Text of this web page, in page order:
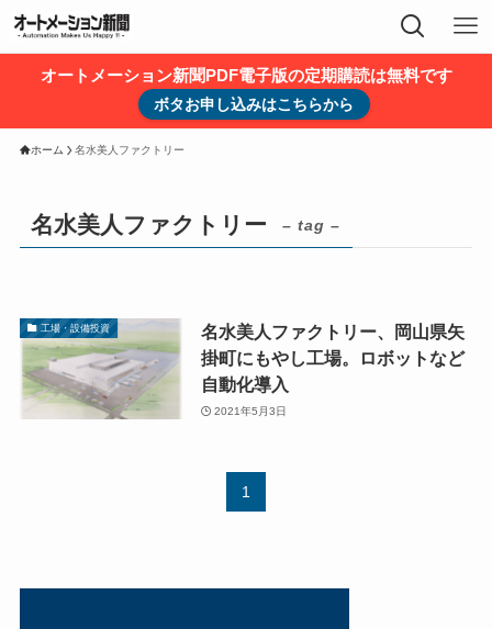
オートメーション新聞PDF電子版の定期購読は無料です
ボタお申し込みはこちらから
ホーム 名水美人ファクトリー
名水美人ファクトリー – tag –
工場・設備投資
名水美人ファクトリー、岡山県矢
掛町にもやし工場。ロボットなど
自動化導入
2021年5月3日
1